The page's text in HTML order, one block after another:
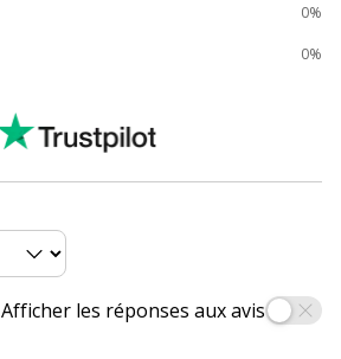
0%
0%
Afficher les réponses aux avis